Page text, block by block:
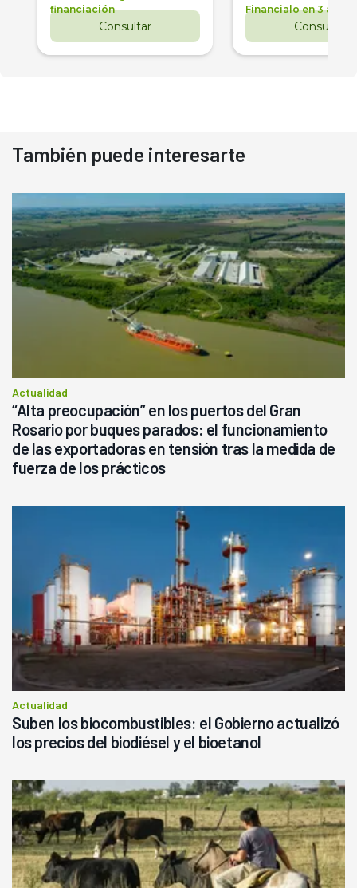
financiación
Consultar
Financialo en 3 años
Consultar
También puede interesarte
Actualidad
“Alta preocupación” en los puertos del Gran
Rosario por buques parados: el funcionamiento
de las exportadoras en tensión tras la medida de
fuerza de los prácticos
Actualidad
Suben los biocombustibles: el Gobierno actualizó
los precios del biodiésel y el bioetanol